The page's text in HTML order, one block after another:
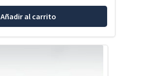
Añadir al carrito